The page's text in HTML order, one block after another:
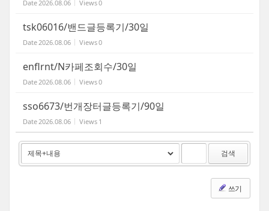
Date 2026.08.06 Views0
tsk06016/밴드글등록기/30일
Date 2026.08.06 Views0
enflrnt/N카페조회수/30일
Date 2026.08.06 Views0
sso6673/번개장터글등록기/90일
Date 2026.08.06 Views 1
검색
쓰기